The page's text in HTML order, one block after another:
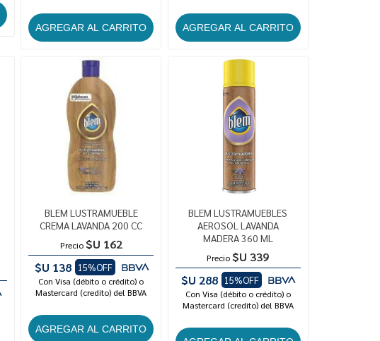
BLEM LUSTRAMUEBLE
CREMA LAVANDA 200 CC
Precio $U 162
$U 138
15%OFF
Con Visa (débito o crédito) o
Mastercard (credito) del BBVA
BLEM LUSTRAMUEBLES
AEROSOL LAVANDA
MADERA 360 ML
Precio $U 339
$U 288 15%OFF
Con Visa (débito o crédito) o
Mastercard (credito) del BBVA